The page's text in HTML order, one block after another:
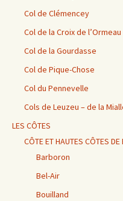
Col de Clémencey
Col de la Croix de l’Ormeau
Col de la Gourdasse
Col de Pique-Chose
Col du Pennevelle
Cols de Leuzeu – de la
LES CÔTES
CÔTE ET HAUTES CÔTES DE
Barboron
Bel-Air
Bouilland